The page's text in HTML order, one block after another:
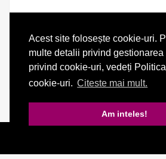
Acest site folosește cookie-uri.
multe detalii privind
privind cookie-uri, vedeți
cookie-uri. Citeste mai mult.
Am inteles!